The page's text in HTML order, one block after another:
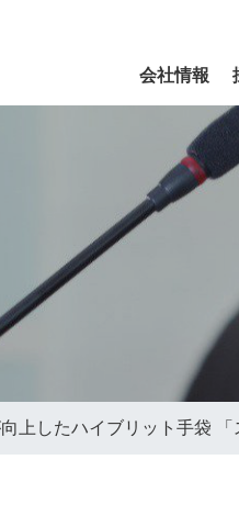
会社情報
上したハイブリット手袋